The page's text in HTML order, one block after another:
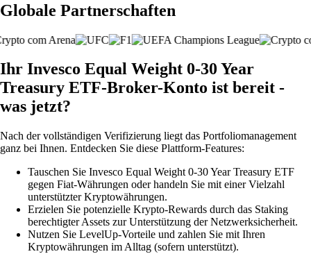
Globale Partnerschaften
Ihr Invesco Equal Weight 0-30 Year
Treasury ETF-Broker-Konto ist bereit -
was jetzt?
Nach der vollständigen Verifizierung liegt das Portfoliomanagement
ganz bei Ihnen. Entdecken Sie diese Plattform-Features:
Tauschen Sie Invesco Equal Weight 0-30 Year Treasury ETF
gegen Fiat-Währungen oder handeln Sie mit einer Vielzahl
unterstützter Kryptowährungen.
Erzielen Sie potenzielle Krypto-Rewards durch das Staking
berechtigter Assets zur Unterstützung der Netzwerksicherheit.
Nutzen Sie LevelUp-Vorteile und zahlen Sie mit Ihren
Kryptowährungen im Alltag (sofern unterstützt).